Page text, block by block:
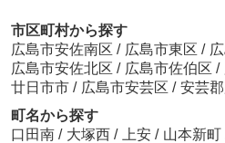
市区町村から探す
広島市安佐南区 / 広島市東区 /
広島市安佐北区 / 広島市佐伯区 /
廿日市市 / 広島市安芸区 / 安芸
町名から探す
口田南 / 大塚西 / 上安 / 山本新町